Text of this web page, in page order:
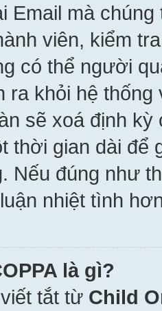
Email mà
viên, kiểm
có thể người
ra khỏi hệ
sẽ xoá định
thời gian dài
Nếu đúng như
nhiệt tình
là gì?
tắt từ Child